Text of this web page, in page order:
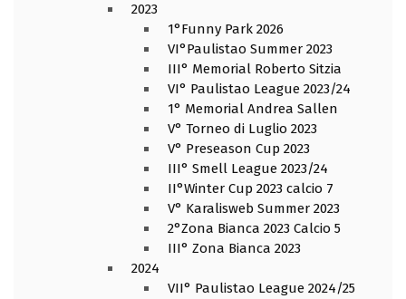
2023
1°Funny Park 2026
VI°Paulistao Summer 2023
III° Memorial Roberto Sitzia
VI° Paulistao League 2023/24
1° Memorial Andrea Sallen
V° Torneo di Luglio 2023
V° Preseason Cup 2023
III° Smell League 2023/24
II°Winter Cup 2023 calcio 7
V° Karalisweb Summer 2023
2°Zona Bianca 2023 Calcio 5
III° Zona Bianca 2023
2024
VII° Paulistao League 2024/25